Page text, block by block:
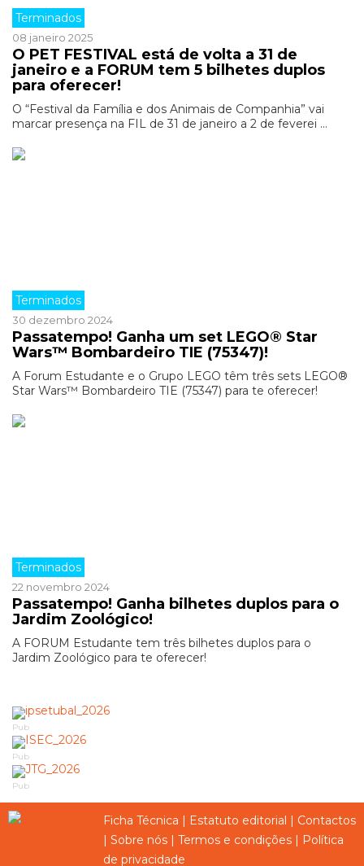
Terminados
08 janeiro 2025
O PET FESTIVAL está de volta a 31 de
janeiro e a FORUM tem 5 bilhetes duplos
para oferecer!
O “Festival da Família e dos Animais de Companhia” vai
marcar presença na FIL de 31 de janeiro a 2 de feverei ...
Terminados
30 dezembro 2024
Passatempo! Ganha um set LEGO® Star
Wars™ Bombardeiro TIE (75347)!
A Forum Estudante e o Grupo LEGO têm três sets LEGO®
Star Wars™ Bombardeiro TIE (75347) para te oferecer!
Terminados
22 novembro 2024
Passatempo! Ganha bilhetes duplos para o
Jardim Zoológico!
A FORUM Estudante tem três bilhetes duplos para o
Jardim Zoológico para te oferecer!
Pub
Pub
Pub
Ficha Técnica | Estatuto editorial | Contactos
| Sobre nós | Termos e condições | Política
de privacidade